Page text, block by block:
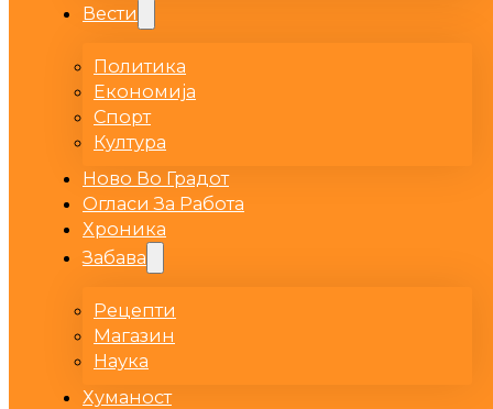
Вести
Политика
Економија
Спорт
Култура
Ново Во Градот
Огласи За Работа
Хроника
Забава
Рецепти
Магазин
Наука
Хуманост